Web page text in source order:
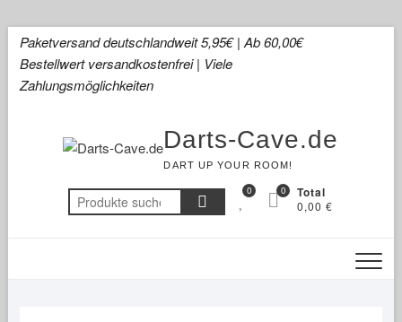
Skip
content
Paketversand deutschlandweit 5,95€ | Ab 60,00€
Bestellwert versandkostenfrei | Viele
Zahlungsmöglichkeiten
Darts-Cave.de
DART UP YOUR ROOM!
Suchen
nach:
0 Total
0,00 €
0